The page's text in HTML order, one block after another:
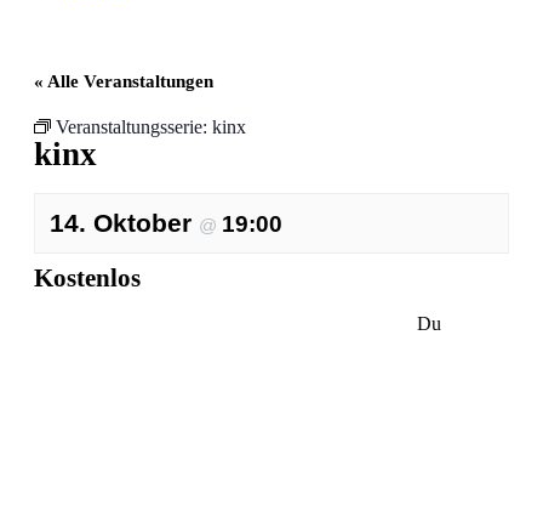
« Alle Veranstaltungen
Veranstaltungsserie: kinx
kinx
14. Oktober @ 19:00
Kostenlos
Du